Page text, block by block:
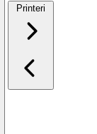
Printeri